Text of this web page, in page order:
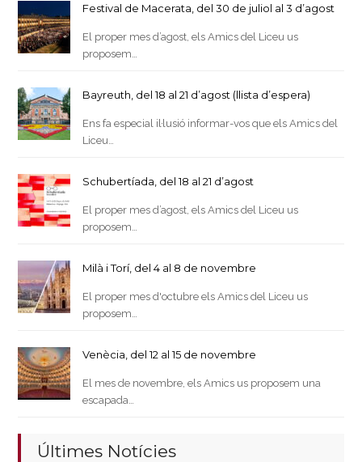
Festival de Macerata, del 30 de juliol al 3 d’agost
El proper mes d’agost, els Amics del Liceu us
proposem…
Bayreuth, del 18 al 21 d’agost (llista d’espera)
Ens fa especial il·lusió informar-vos que els Amics del
Liceu…
Schubertíada, del 18 al 21 d’agost
El proper mes d’agost, els Amics del Liceu us
proposem…
Milà i Torí, del 4 al 8 de novembre
El proper mes d'octubre els Amics del Liceu us
proposem…
Venècia, del 12 al 15 de novembre
El mes de novembre, els Amics us proposem una
escapada…
Últimes Notícies